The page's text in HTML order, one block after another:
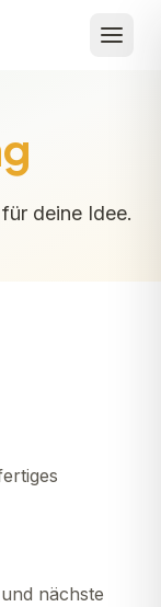
deine Idee.
nächste